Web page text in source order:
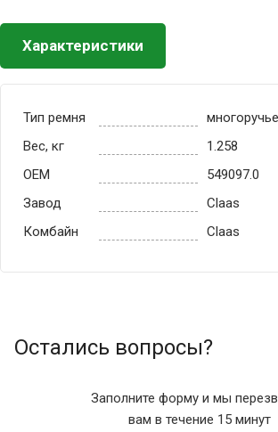
Характеристики
Тип ремня
Вес, кг
1.258
OEM
549097.0
Завод
Claas
Комбайн
Claas
Остались вопросы?
Заполните форму и мы
вам в течение 15 минут